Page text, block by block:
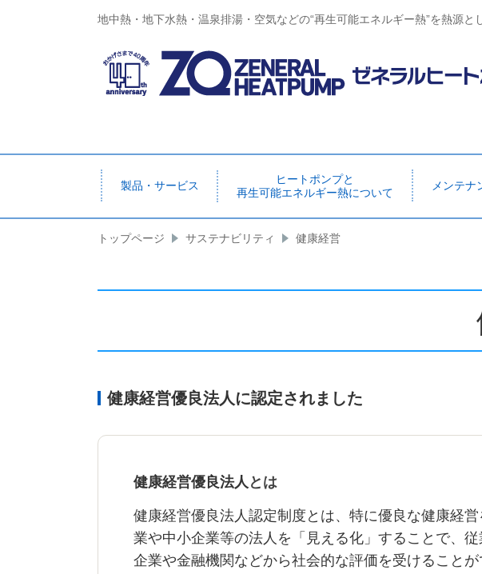
地中熱・地下水熱・温泉排湯・空気などの“再生可能エネルギー熱”を熱源
製品・サービス
ヒートポンプと
再生可能エネルギー熱について
メンテナ
トップページ サステナビリティ 健康経営
健康経営優良法人に認定されました
健康経営優良法人 とは
健康経営優良法人認定制度とは、特に優良な健康経
業や中小企業等の法人を「見える化」することで、
企業や金融機関などから社会的な評価を受けること